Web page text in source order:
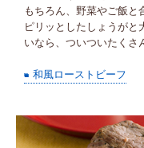
もちろん、野菜やご飯
ピリッとしたしょうがと
いなら、ついついたくさ
和風ローストビーフ